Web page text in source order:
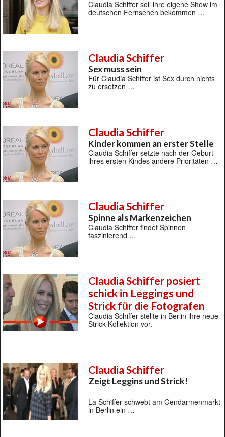
Claudia Schiffer soll ihre eigene Show im
deutschen Fernsehen bekommen …
Claudia Schiffer
Sex muss sein
Für Claudia Schiffer ist Sex durch nichts
zu ersetzen …
Claudia Schiffer
Kinder kommen an erster Stelle
Claudia Schiffer setzte nach der Geburt
ihres ersten Kindes andere Prioritäten …
Claudia Schiffer
Spinne als Markenzeichen
Claudia Schiffer findet Spinnen
faszinierend …
Claudia Schiffer posiert
schick in Leggings und
Strick für die Fotografen
Claudia Schiffer stellte in Berlin ihre neue
Strick-Kollektion vor.
Claudia Schiffer
Zeigt Leggins und Strick!
La Schiffer schwebt am Gendarmenmarkt
in Berlin ein …